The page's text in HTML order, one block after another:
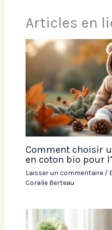
Articles en
Comment choisir
en coton bio pour
Laisser un commentaire /
Coralie Berteau